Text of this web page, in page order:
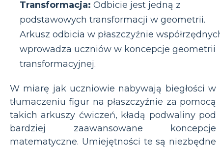
Transformacja: Odbicie jest jedną z
podstawowych transformacji w geometrii.
Arkusz odbicia w płaszczyźnie
wprowadza uczniów w koncepcje geometrii
transformacyjnej.
W miarę jak uczniowie nabywają biegłości w
tłumaczeniu figur na płaszczyźnie za pomocą
takich arkuszy ćwiczeń, kładą podwaliny pod
bardziej zaawansowane koncepcje
matematyczne. Umiejętności te są niezbędne